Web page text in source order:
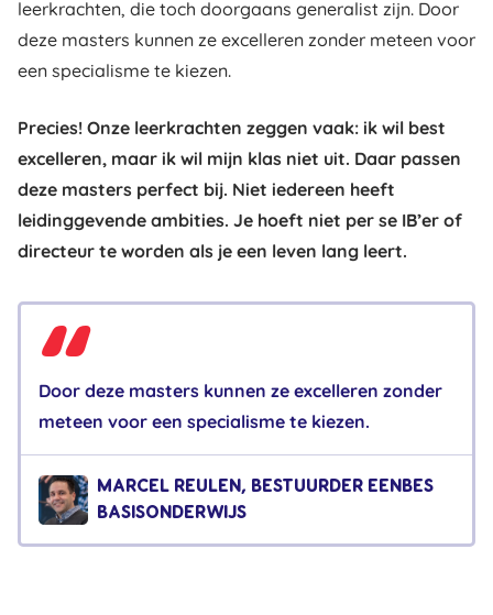
leerkrachten, die toch doorgaans generalist zijn. Door
deze masters kunnen ze excelleren zonder meteen voor
een specialisme te kiezen.
Precies! Onze leerkrachten zeggen vaak: ik wil best
excelleren, maar ik wil mijn klas niet uit. Daar passen
deze masters perfect bij. Niet iedereen heeft
leidinggevende ambities. Je hoeft niet per se IB’er of
directeur te worden als je een leven lang leert.
Door deze masters kunnen ze excelleren zonder
meteen voor een specialisme te kiezen.
MARCEL REULEN, BESTUURDER EENBES
BASISONDERWIJS